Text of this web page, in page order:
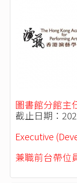
圖書館分館主
截止日期：
Executive
兼職前台帶位